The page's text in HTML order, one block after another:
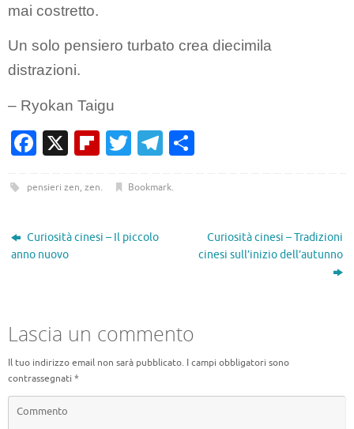
mai costretto.
Un solo pensiero turbato crea diecimila
distrazioni.
– Ryokan Taigu
Fa
e
o
o
X Fl
b
ar
T
it
r
T
e
vi
di
pensieri zen, zen. Bookmark.
Curiosità cinesi – Il piccolo
anno nuovo
Curiosità cinesi – Tradizioni
cinesi sull’inizio dell’autunno
Lascia un commento
Il tuo indirizzo email non sarà pubblicato. I campi obbligatori sono
contrassegnati *